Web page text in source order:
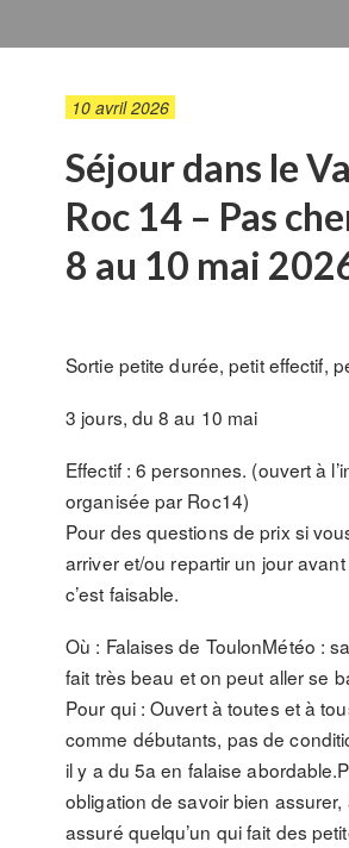
10 avril 2026
Séjour dans le
Roc 14 – Pas
8 au 10 mai
Sortie petite durée, petit effectif,
3 jours, du 8 au 10 mai
Effectif : 6 personnes. (ouvert à
organisée par Roc14)
Pour des questions de prix si
arriver et/ou repartir un jour
c’est faisable.
Où : Falaises de ToulonMétéo :
fait très beau et on peut aller se
Pour qui : Ouvert à toutes et à
comme débutants, pas de
il y a du 5a en falaise
obligation de savoir bien assurer,
assuré quelqu’un qui fait des